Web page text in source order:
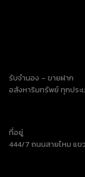
รับจำนอง – ขายฝาก
อสังหาริมทรัพย์ ทุกประ
ที่อยู่
444/7 ถนนสายไหม แข